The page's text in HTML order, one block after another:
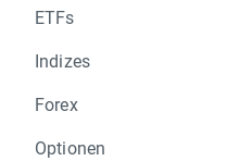
ETFs
Indizes
Forex
Optionen